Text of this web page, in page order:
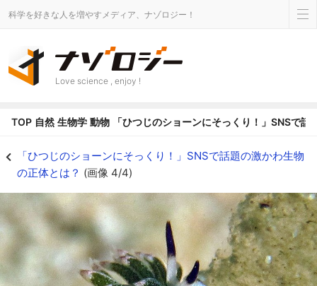
科学を好きな人を増やすメディア、ナゾロジー！
Love science , enjoy !
TOP 自然 生物学 動物 「ひつじのショーンにそっくり！」SNSで
「ひつじのショーンにそっくり！」SNSで話題の激かわ生物
の正体とは？ (画像 4/4)